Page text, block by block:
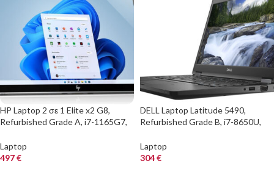
HP Laptop 2 σε 1 Elite x2 G8,
Refurbished Grade A, i7-1165G7,
Xe Graphics, χωρίς πληκτρολόγιο,
FreeDOS
Laptop
497€
DELL Laptop Latitude 5490,
Refurbished Grade B, i7-8650U,
Graphics 620, FreeDOS
Laptop
304€